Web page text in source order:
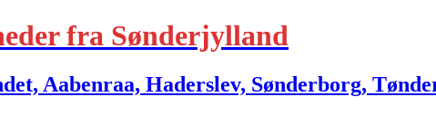
fra Sønderjylland
Aabenraa, Haderslev, Sønderborg,